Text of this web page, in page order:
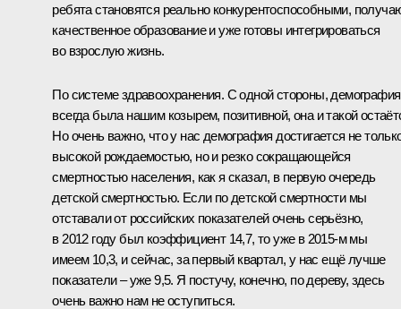
ребята становятся реально конкурентоспособными,
качественное образование и уже готовы интегрироваться
во взрослую жизнь.
По системе здравоохранения. С одной стороны, демография
всегда была нашим козырем, позитивной, она и такой
Но очень важно, что у нас демография достигается не
высокой рождаемостью, но и резко сокращающейся
смертностью населения, как я сказал, в первую очередь
детской смертностью. Если по детской смертности мы
отставали от российских показателей очень серьёзно,
в 2012 году был коэффициент 14,7, то уже в 2015‑м мы
имеем 10,3, и сейчас, за первый квартал, у нас ещё лучше
показатели – уже 9,5. Я постучу, конечно, по дереву, здесь
очень важно нам не оступиться.